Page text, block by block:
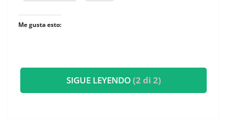
Me gusta esto:
SIGUE LEYENDO(2 di 2)